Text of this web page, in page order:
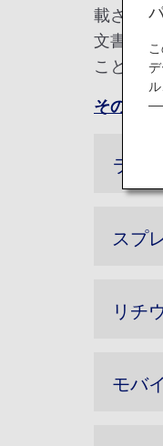
載され
文書や
ことが
その他
ライ
スプ
リチ
モバ